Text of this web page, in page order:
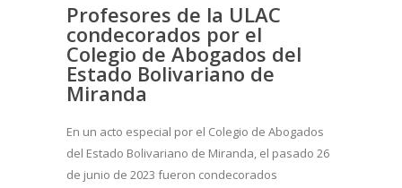
Profesores de la ULAC
condecorados por el
Colegio de Abogados del
Estado Bolivariano de
Miranda
En un acto especial por el Colegio de Abogados
del Estado Bolivariano de Miranda, el pasado 26
de junio de 2023 fueron condecorados